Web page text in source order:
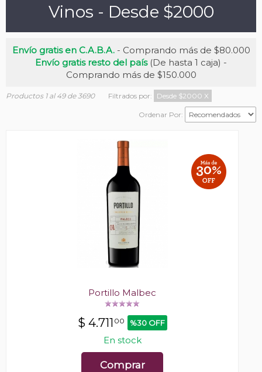
Vinos - Desde $2000
Envío gratis en C.A.B.A.- Comprando más de $80.000
Envío gratis resto del país(De hasta 1 caja) -
Comprando más de $150.000
Productos 1 al 49 de 3690 Filtrados por: Desde $2000 X
Ordenar Por:
Portillo Malbec
$ 4.711 00 %30 OFF
En stock
Comprar